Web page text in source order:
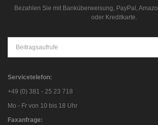
Bezahlen Sie mit Banküberweisung, PayPal,
oder Kreditkarte.
Beitragsaufrufe
Servicetelefon:
+49 (0) 381 - 25 23 718
Mo - Fr von 10 bis 18 Uhr
Faxanfrage: